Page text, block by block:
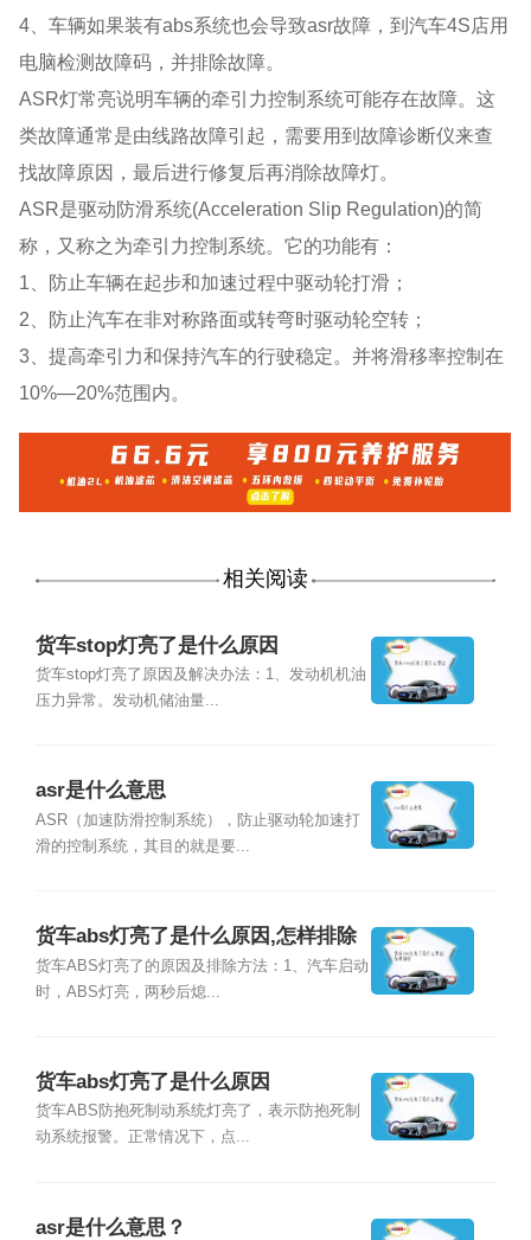
4、车辆如果装有abs系统也会导致asr故障，到汽车4S店用
电脑检测故障码，并排除故障。
ASR灯常亮说明车辆的牵引力控制系统可能存在故障。这
类故障通常是由线路故障引起，需要用到故障诊断仪来查
找故障原因，最后进行修复后再消除故障灯。
ASR是驱动防滑系统(Acceleration Slip Regulation)的简
称，又称之为牵引力控制系统。它的功能有：
1、防止车辆在起步和加速过程中驱动轮打滑；
2、防止汽车在非对称路面或转弯时驱动轮空转；
3、提高牵引力和保持汽车的行驶稳定。并将滑移率控制在
10%—20%范围内。
相关阅读
货车stop灯亮了是什么原因
货车stop灯亮了原因及解决办法：1、发动机机油
压力异常。发动机储油量...
asr是什么意思
ASR（加速防滑控制系统），防止驱动轮加速打
滑的控制系统，其目的就是要...
货车abs灯亮了是什么原因,怎样排除
货车ABS灯亮了的原因及排除方法：1、汽车启动
时，ABS灯亮，两秒后熄...
货车abs灯亮了是什么原因
货车ABS防抱死制动系统灯亮了，表示防抱死制
动系统报警。正常情况下，点...
asr是什么意思？